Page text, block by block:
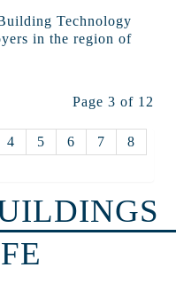
Technology
in the region of
Page 3 of 12
4 5 6 7
8